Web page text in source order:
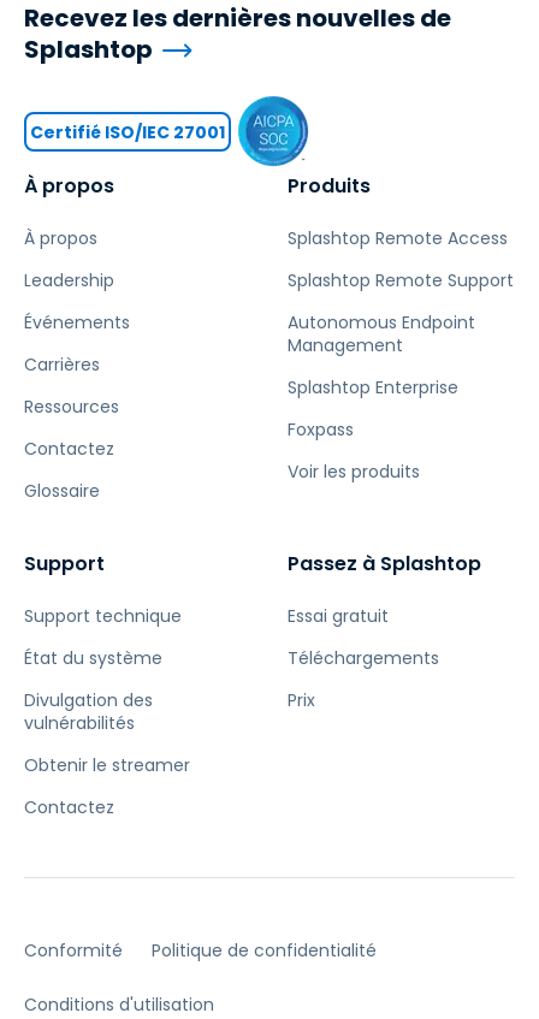
À propos
À propos
Leadership
Événements
Carrières
Ressources
Contactez
Glossaire
Produits
Splashtop Remote Access
Splashtop Remote Support
Autonomous Endpoint
Management
Splashtop Enterprise
Foxpass
Voir les produits
Support
Support technique
État du système
Divulgation des
vulnérabilités
Obtenir le streamer
Contactez
Passez à Splashtop
Essai gratuit
Téléchargements
Prix
Recevez les dernières nouvelles de
Splashtop
Certifié ISO/IEC 27001
Conformité Politique de confidentialité
Conditions d'utilisation